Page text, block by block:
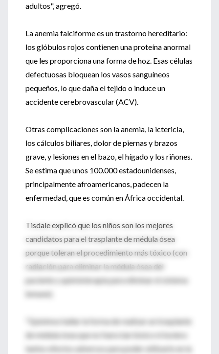
adultos", agregó.
La anemia falciforme es un trastorno hereditario:
los glóbulos rojos contienen una proteína anormal
que les proporciona una forma de hoz. Esas células
defectuosas bloquean los vasos sanguíneos
pequeños, lo que daña el tejido o induce un
accidente cerebrovascular (ACV).
Otras complicaciones son la anemia, la ictericia,
los cálculos biliares, dolor de piernas y brazos
grave, y lesiones en el bazo, el hígado y los riñones.
Se estima que unos 100.000 estadounidenses,
principalmente afroamericanos, padecen la
enfermedad, que es común en África occidental.
Tisdale explicó que los niños son los mejores
candidatos para el trasplante de médula ósea
porque toleran el procedimiento más tóxico (con
radiación para eliminar la médula ósea del
paciente y quimioterapia para eliminar el sistema
inmune).
"Quisimos hallar la forma de realizar un trasplante
de médula ósea que no fuera tan tóxico ni tuviera
tantos efectos adversos para poder utilizarlo en la